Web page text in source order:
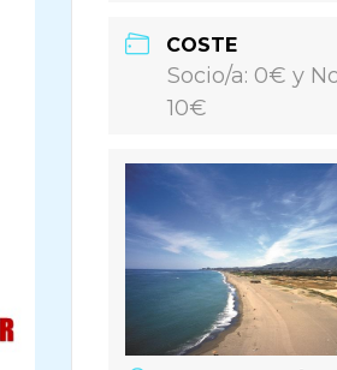
COSTE
Socio/a: 0€ y
10€